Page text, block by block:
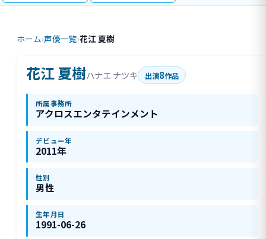
ホーム›声優一覧›花江 夏樹
花江 夏樹ハナエ ナツキ 出演8作品
所属事務所
アクロスエンタテインメント
デビュー年
2011年
性別
男性
生年月日
1991-06-26